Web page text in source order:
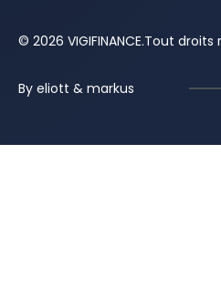
© 2026 VIGIFINANCE.Tout droits
By eliott & markus